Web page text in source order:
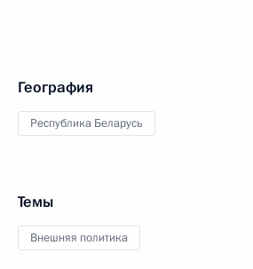
География
Республика Беларусь
Темы
Внешняя политика